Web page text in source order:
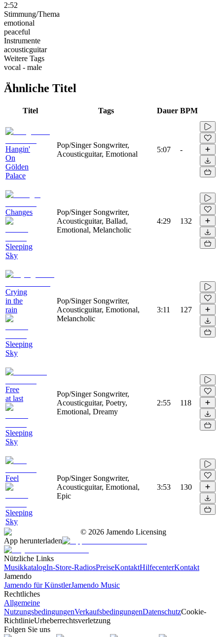
2:52
Stimmung/Thema
emotional
peaceful
Instrumente
acousticguitar
Weitere Tags
vocal - male
Ähnliche Titel
Titel Tags Dauer BPM
Hangin'
On
Gölden
Palace
Pop/Singer Songwriter,
Acousticguitar, Emotional
5:07 -
Changes
Sleeping
Sky
Pop/Singer Songwriter,
Acousticguitar, Ballad,
Emotional, Melancholic
4:29 132
Crying
in the
rain
Sleeping
Sky
Pop/Singer Songwriter,
Acousticguitar, Emotional,
Melancholic
3:11 127
Free
at last
Sleeping
Sky
Pop/Singer Songwriter,
Acousticguitar, Poetry,
Emotional, Dreamy
2:55 118
Feel
Sleeping
Sky
Pop/Singer Songwriter,
Acousticguitar, Emotional,
Epic
3:53 130
© 2026 Jamendo Licensing
App herunterladen
Nützliche Links
MusikkatalogIn-Store-RadiosPreiseKontaktHilfecenterKontakt
Jamendo
Jamendo für KünstlerJamendo Music
Rechtliches
Allgemeine
NutzungsbedingungenVerkaufsbedingungenDatenschutzCookie-
RichtlinieUrheberrechtsverletzung
Folgen Sie uns